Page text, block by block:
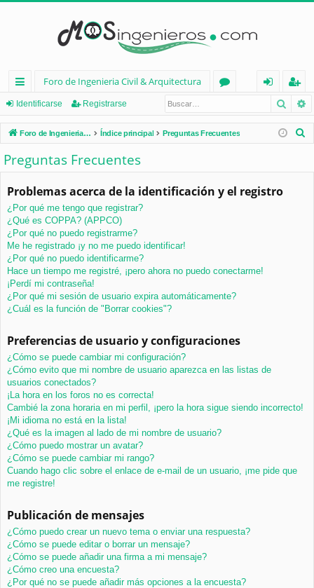
nl
ac
es
rá
pi
d
os
Foro de Ingenieria Civil & Arquitectura
os
nt
ifi
rs
eg
ist
ra
Identificarse Registrarse
Foro de Ingenieria Civil & Arquitectura Índice principal Preguntas Frecuentes
Preguntas Frecuentes
Problemas acerca de la identificación y el registro
¿Por qué me tengo que registrar?
¿Qué es COPPA? (APPCO)
¿Por qué no puedo registrarme?
Me he registrado ¡y no me puedo identificar!
¿Por qué no puedo identificarme?
Hace un tiempo me registré, ¡pero ahora no puedo conectarme!
¡Perdí mi contraseña!
¿Por qué mi sesión de usuario expira automáticamente?
¿Cuál es la función de "Borrar cookies"?
Preferencias de usuario y configuraciones
¿Cómo se puede cambiar mi configuración?
¿Cómo evito que mi nombre de usuario aparezca en las listas de
usuarios conectados?
¡La hora en los foros no es correcta!
Cambié la zona horaria en mi perfil, ¡pero la hora sigue siendo incorrecto!
¡Mi idioma no está en la lista!
¿Qué es la imagen al lado de mi nombre de usuario?
¿Cómo puedo mostrar un avatar?
¿Cómo se puede cambiar mi rango?
Cuando hago clic sobre el enlace de e-mail de un usuario, ¡me pide que
me registre!
Publicación de mensajes
¿Cómo puedo crear un nuevo tema o enviar una respuesta?
¿Cómo se puede editar o borrar un mensaje?
¿Cómo se puede añadir una firma a mi mensaje?
¿Cómo creo una encuesta?
¿Por qué no se puede añadir más opciones a la encuesta?